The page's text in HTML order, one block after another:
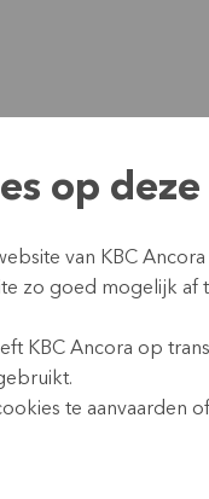
je dan in op onze
Muntstraat
op
van KBC
zo goed mogelijk
KBC Ancora op
te aanvaarden